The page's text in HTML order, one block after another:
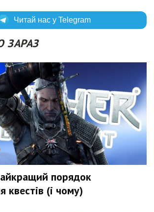
Читай нас у Telegram
ЗАРАЗ
порядок
квестів (і чому)